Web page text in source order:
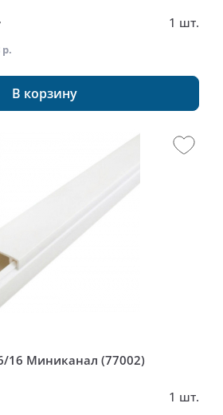
1 шт.
р.
В корзину
16 Миниканал (77002)
1 шт.